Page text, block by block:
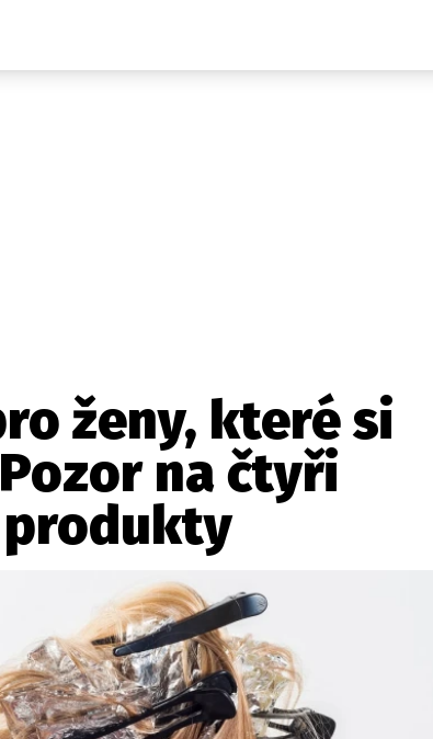
Kontakt Vydavatel Inzerce Osobní údaje / Cookies
newsbox.cz je INCORP MEDIA GROUP s.r.o., IČ: 118
událost? Máte pro nás důležitou
Pošlete nám mail na:
Nejlepší z vás odměníme
ženy, které si
na čtyři